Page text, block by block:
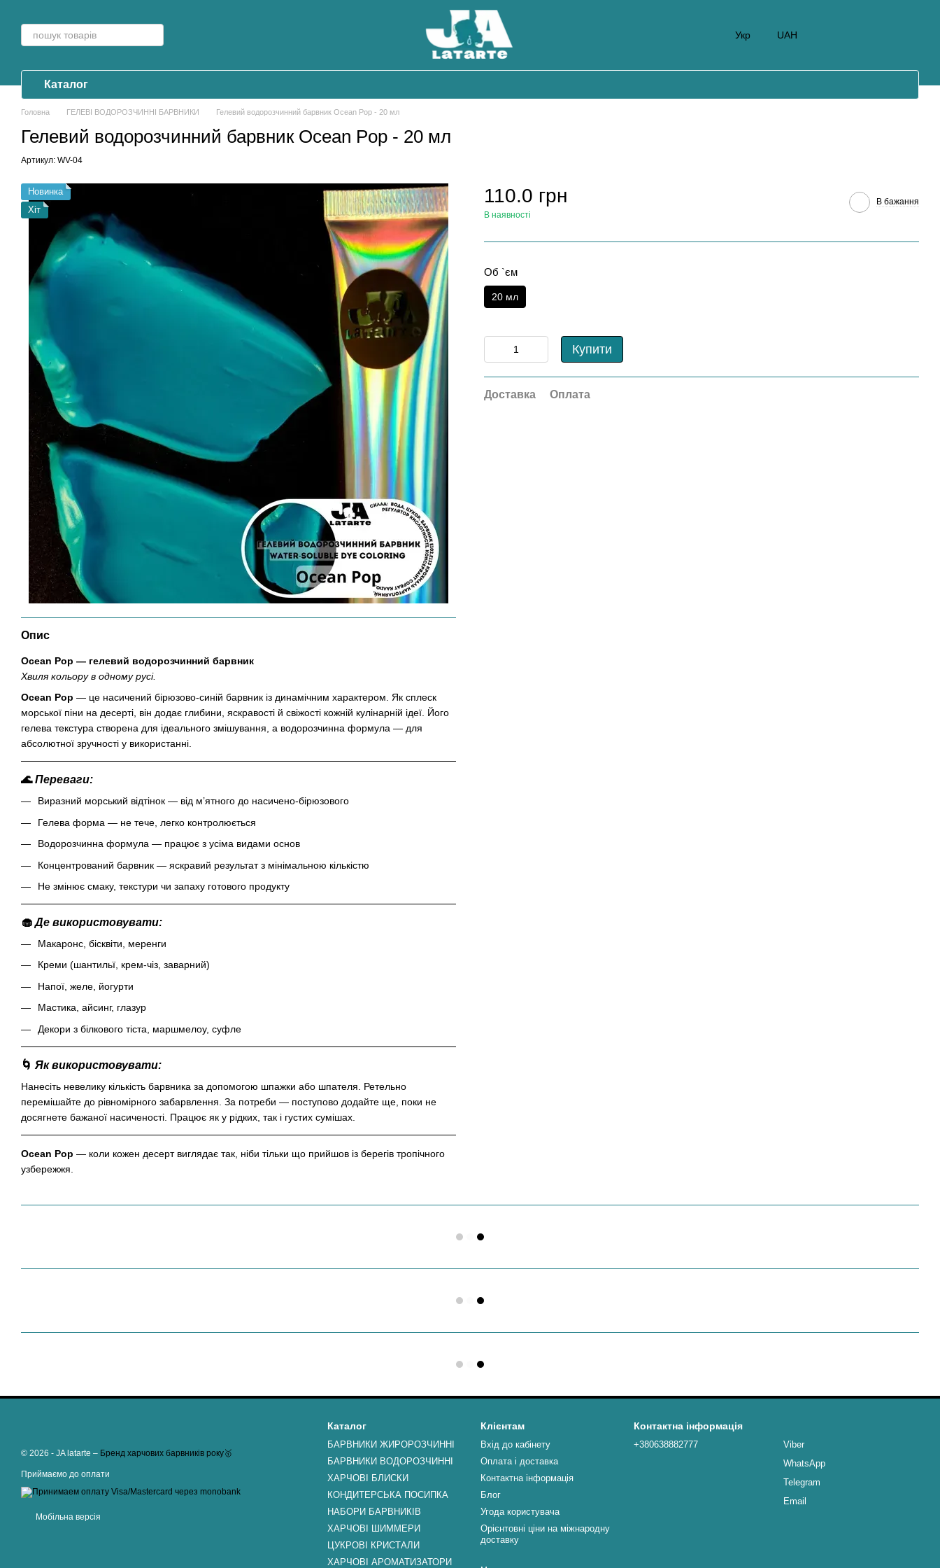
Укр UAH
Каталог
Головна ГЕЛЕВІ ВОДОРОЗЧИННІ БАРВНИКИ Гелевий водорозчинний барвник Ocean Pop - 20 мл
Гелевий водорозчинний барвник Ocean Pop - 20 мл
Артикул: WV-04
Новинка
Хіт
Опис
Ocean Pop — гелевий водорозчинний барвник
Хвиля кольору в одному русі.
Ocean Pop — це насичений бірюзово-синій барвник із динамічним характером. Як сплеск
морської піни на десерті, він додає глибини, яскравості й свіжості кожній кулінарній ідеї. Його
гелева текстура створена для ідеального змішування, а водорозчинна формула — для
абсолютної зручності у використанні.
🌊Переваги:
Виразний морський відтінок — від м’ятного до насичено-бірюзового
Гелева форма — не тече, легко контролюється
Водорозчинна формула — працює з усіма видами основ
Концентрований барвник — яскравий результат з мінімальною кількістю
Не змінює смаку, текстури чи запаху готового продукту
🧁Де використовувати:
Макаронс, бісквіти, меренги
Креми (шантильї, крем-чіз, заварний)
Напої, желе, йогурти
Мастика, айсинг, глазур
Декори з білкового тіста, маршмелоу, суфле
🌀 Як використовувати:
Нанесіть невелику кількість барвника за допомогою шпажки або шпателя. Ретельно
перемішайте до рівномірного забарвлення. За потреби — поступово додайте ще, поки не
досягнете бажаної насиченості. Працює як у рідких, так і густих сумішах.
Ocean Pop — коли кожен десерт виглядає так, ніби тільки що прийшов із берегів тропічного
узбережжя.
110.0 грн
В наявності
В бажання
Об `єм
20 мл
Купити
Доставка Оплата
© 2026 - JA latarte – Бренд харчових барвників року🥇
Приймаємо до оплати
Мобільна версія
Каталог
БАРВНИКИ ЖИРОРОЗЧИННІ
БАРВНИКИ ВОДОРОЗЧИННІ
ХАРЧОВІ БЛИСКИ
КОНДИТЕРСЬКА ПОСИПКА
НАБОРИ БАРВНИКІВ
ХАРЧОВІ ШИММЕРИ
ЦУКРОВІ КРИСТАЛИ
ХАРЧОВІ АРОМАТИЗАТОРИ
Клієнтам
Вхід до кабінету
Оплата і доставка
Контактна інформація
Блог
Угода користувача
Орієнтовні ціни на міжнародну
доставку
Контактна інформація
+380638882777
Viber
WhatsApp
Telegram
Email